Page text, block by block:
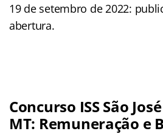
19 de setembro de 2022:
abertura.
Concurso ISS São
MT: Remuneração e